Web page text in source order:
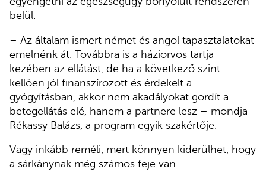
belül.
– Az általam ismert német és angol tapasztalatokat
emelnénk át. Továbbra is a háziorvos tartja
kezében az ellátást, de ha a következő szint
kellően jól finanszírozott és érdekelt a
gyógyításban, akkor nem akadályokat gördít a
betegellátás elé, hanem a partnere lesz – mondja
Rékassy Balázs, a program egyik szakértője.
Vagy inkább reméli, mert könnyen kiderülhet, hogy
a sárkánynak még számos feje van.